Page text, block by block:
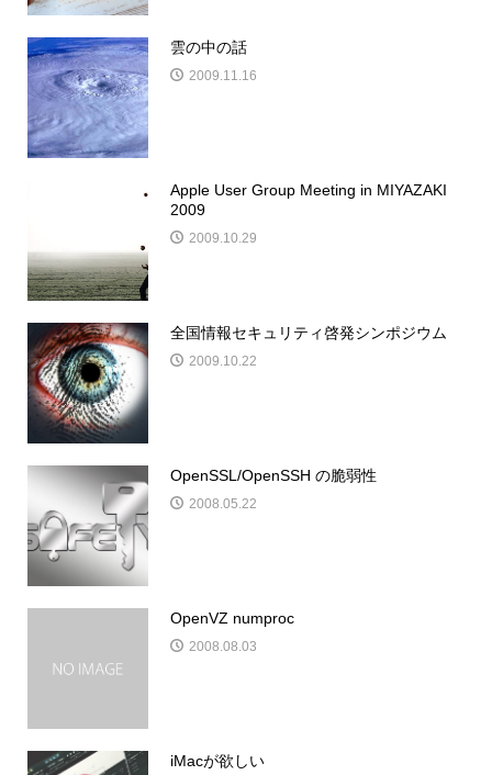
雲の中の話
2009.11.16
Apple User Group Meeting in MIYAZAKI
2009
2009.10.29
全国情報セキュリティ啓発シンポジウム
2009.10.22
OpenSSL/OpenSSH の脆弱性
2008.05.22
OpenVZ numproc
2008.08.03
iMacが欲しい